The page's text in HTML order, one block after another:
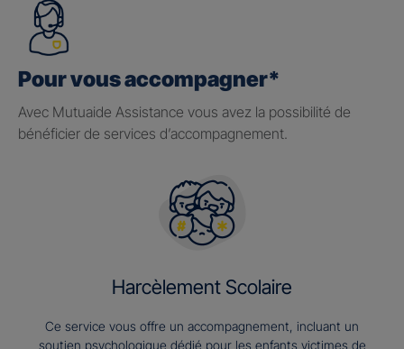
Pour vous accompagner*
Avec Mutuaide Assistance vous avez la possibilité de
bénéficier de services d’accompagnement.
Harcèlement Scolaire
Ce service vous offre un accompagnement, incluant un
soutien psychologique dédié pour les enfants victimes de